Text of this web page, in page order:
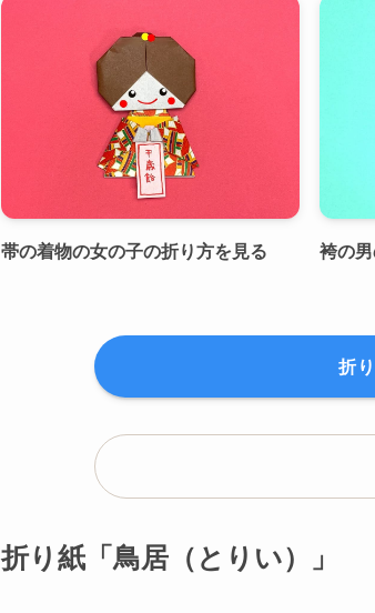
帯の着物の女の子の折り方を見る 袴の
折
折り紙「鳥居（とりい）」